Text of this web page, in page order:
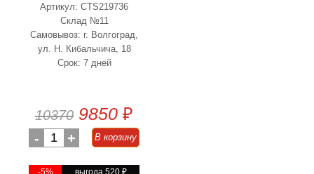
Артикул: CTS219736
Склад №11
Самовывоз: г. Волгоград,
ул. Н. Кибальчича, 18
Срок: 7 дней
10370 9850 ₽
- 1 + В корзину
-5% выгода 520 ₽